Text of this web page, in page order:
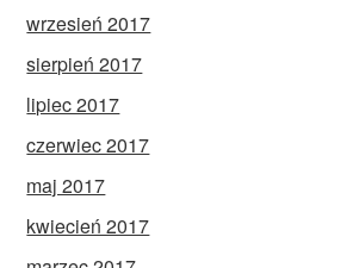
wrzesień 2017
sierpień 2017
lipiec 2017
czerwiec 2017
maj 2017
kwiecień 2017